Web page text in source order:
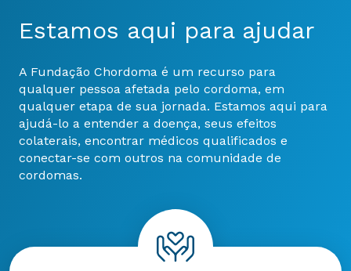
Estamos aqui para ajudar
A Fundação Chordoma é um recurso para
qualquer pessoa afetada pelo cordoma, em
qualquer etapa de sua jornada. Estamos aqui para
ajudá-lo a entender a doença, seus efeitos
colaterais, encontrar médicos qualificados e
conectar-se com outros na comunidade de
cordomas.